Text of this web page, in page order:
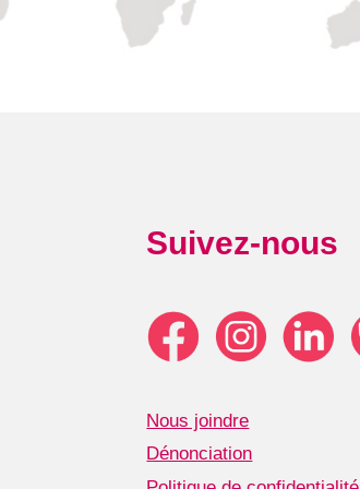
Suivez-nous
Nous joindre
Dénonciation